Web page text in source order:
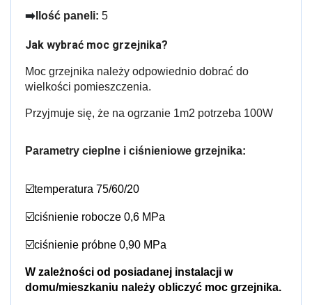
➡️ Ilość paneli: 5
Jak wybrać moc grzejnika?
Moc grzejnika należy odpowiednio dobrać do
wielkości pomieszczenia.
Przyjmuje się, że na ogrzanie 1m2 potrzeba 100W
Parametry cieplne i ciśnieniowe grzejnika:
☑️temperatura 75/60/20
☑️ciśnienie robocze 0,6 MPa
☑️ciśnienie próbne 0,90 MPa
W zależności od posiadanej instalacji w
domu/mieszkaniu należy obliczyć moc grzejnika.